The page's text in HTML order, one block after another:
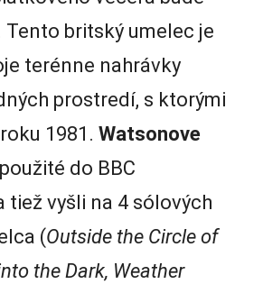
Tento britský umelec je
terénne nahrávky
prostredí, s ktorými
1981. Watsonove
do BBC
tiež vyšli na 4 sólových
(Outside the Circle of
the Dark, Weather